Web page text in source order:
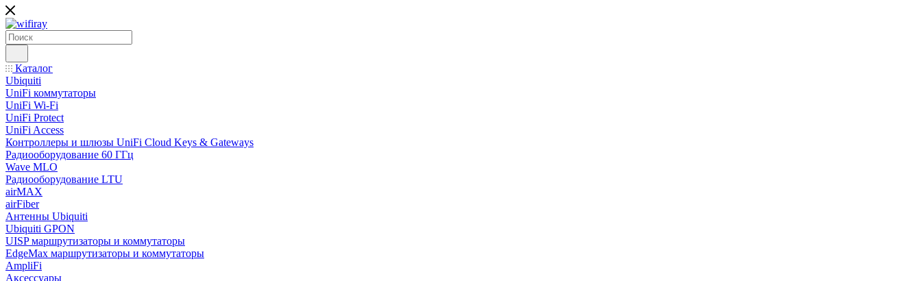
Каталог
Ubiquiti
UniFi коммутаторы
UniFi Wi-Fi
UniFi Protect
UniFi Access
Контроллеры и шлюзы UniFi Cloud Keys & Gateways
Радиооборудование 60 ГГц
Wave MLO
Радиооборудование LTU
airMAX
airFiber
Антенны Ubiquiti
Ubiquiti GPON
UISP маршрутизаторы и коммутаторы
EdgeMax маршрутизаторы и коммутаторы
AmpliFi
Аксессуары